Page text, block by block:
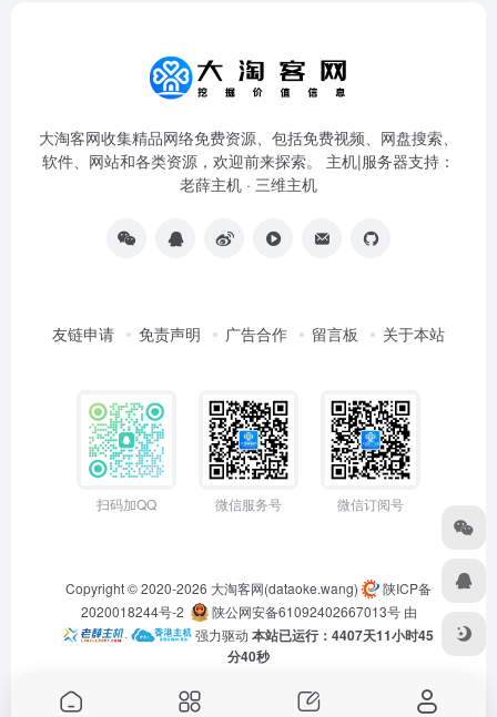
大淘客网收集精品网络免费资源、包括免费视频、网盘搜索、
软件、网站和各类资源，欢迎前来探索。 主机|服务器支持：
老薛主机 · 三维主机
友链申请 免责声明 广告合作 留言板 关于本站
扫码加QQ 微信服务号 微信订阅号
Copyright © 2020-2026 大淘客网(dataoke.wang)
陕ICP备
2020018244号-2
陕公网安备61092402667013号由
·
强力驱动 本站已运行：4407天11小时45
分41秒